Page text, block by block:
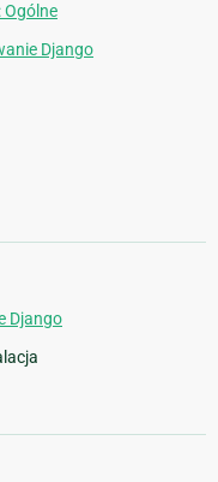
Ogólne
Django
Django